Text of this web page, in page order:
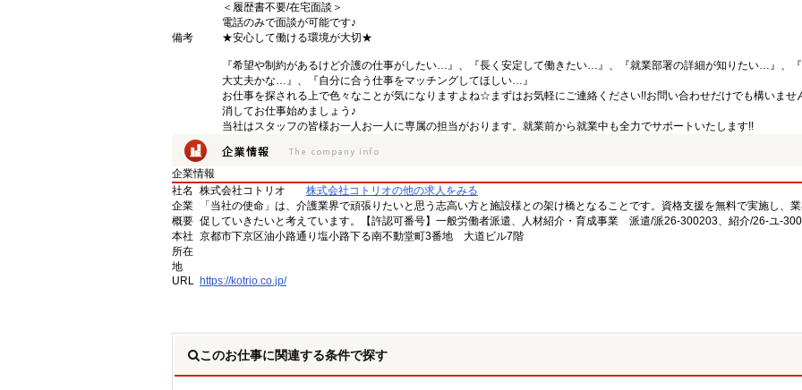
＜履歴書不要/在宅面談＞
電話のみで面談が可能です♪
備考
★安心して働ける環境が大切★
『希望や制約があるけど介護の仕事がしたい…』、『長く安定して働きたい…』、『就業部署の詳細が知りたい…』、
大丈夫かな…』、『自分に合う仕事をマッチングしてほしい…』
お仕事を探される上で色々なことが気になりますよね☆まずはお気軽にご連絡ください!!お問い合わせだけでも構いませ
消してお仕事始めましょう♪
当社はスタッフの皆様お一人お一人に専属の担当がおります。就業前から就業中も全力でサポートいたします!!
企業情報
社名
株式会社コトリオ
株式会社コトリオの他の求人をみる
企業
概要
「当社の使命」は、介護業界で頑張りたいと思う志高い方と施設様との架け橋となることです。資格支援を無料で実施し、
促していきたいと考えています。【許認可番号】一般労働者派遣、人材紹介・育成事業 派遣/派26-300203、紹介/26-ユ-
本社
所在
地
京都市下京区油小路通り塩小路下る南不動堂町3番地 大道ビル7階
URL https://kotrio.co.jp/
このお仕事に関連する条件で探す